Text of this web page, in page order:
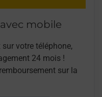
mobile
votre téléphone,
24 mois !
sur la